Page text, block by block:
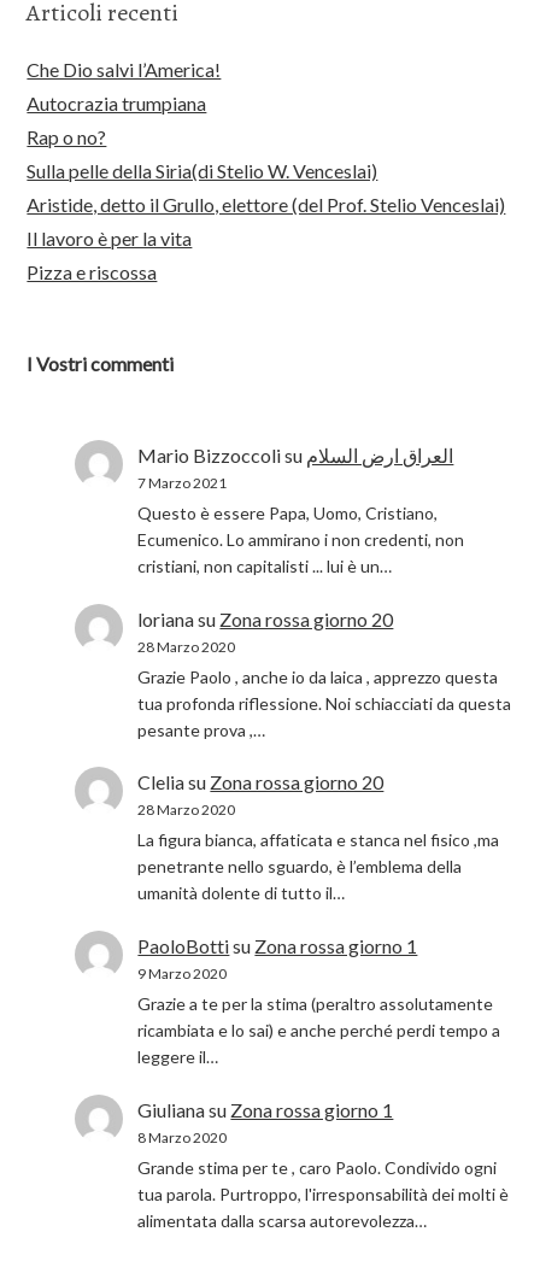
Articoli recenti
Che Dio salvi l’America!
Autocrazia trumpiana
Rap o no?
Sulla pelle della Siria(di Stelio W. Venceslai)
Aristide, detto il Grullo, elettore (del Prof. Stelio Venceslai)
Il lavoro è per la vita
Pizza e riscossa
I Vostri commenti
Mario Bizzoccolisu العراق ارض السلام
7 Marzo 2021
Questo è essere Papa, Uomo, Cristiano,
Ecumenico. Lo ammirano i non credenti, non
cristiani, non capitalisti ... lui è un…
lorianasu Zona rossa giorno 20
28 Marzo 2020
Grazie Paolo , anche io da laica , apprezzo questa
tua profonda riflessione. Noi schiacciati da questa
pesante prova ,…
Cleliasu Zona rossa giorno 20
28 Marzo 2020
La figura bianca, affaticata e stanca nel fisico ,ma
penetrante nello sguardo, è l’emblema della
umanità dolente di tutto il…
PaoloBottisu Zona rossa giorno 1
9 Marzo 2020
Grazie a te per la stima (peraltro assolutamente
ricambiata e lo sai) e anche perché perdi tempo a
leggere il…
Giulianasu Zona rossa giorno 1
8 Marzo 2020
Grande stima per te , caro Paolo. Condivido ogni
tua parola. Purtroppo, l'irresponsabilità dei molti è
alimentata dalla scarsa autorevolezza…